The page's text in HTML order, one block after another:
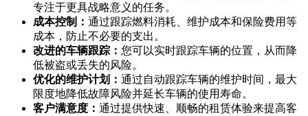
专注于更具战略意义的任务。
成本控制： 通过跟踪燃料消耗、维护成本和保险费用等
成本，防止不必要的支出。
改进的车辆跟踪： 您可以实时跟踪车辆的位置，从而降
低被盗或丢失的风险。
优化的维护计划： 通过自动跟踪车辆的维护时间，最大
限度地降低故障风险并延长车辆的使用寿命。
客户满意度： 通过提供快速、顺畅的租赁体验来提高客